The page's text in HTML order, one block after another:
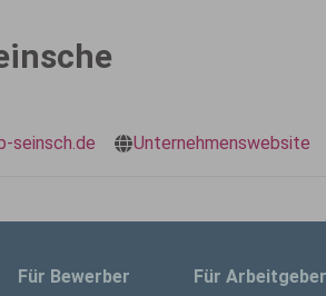
seinsch.de Unternehmenswebsite
Für Bewerber
Für Arbeitgeber